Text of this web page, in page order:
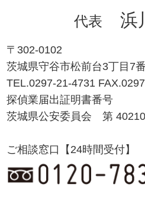
代表 浜
〒302-0102
茨城県守谷市松前台3丁目7
TEL.0297-21-4731
探偵業届出証明書番号
茨城県公安委員会 第
ご相談窓口【24時間受付】